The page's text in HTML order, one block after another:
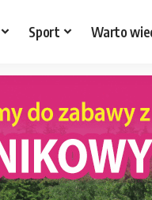
Sport Warto